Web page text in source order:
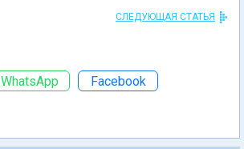
СЛЕДУЮЩАЯ СТАТЬЯ
WhatsApp Facebook